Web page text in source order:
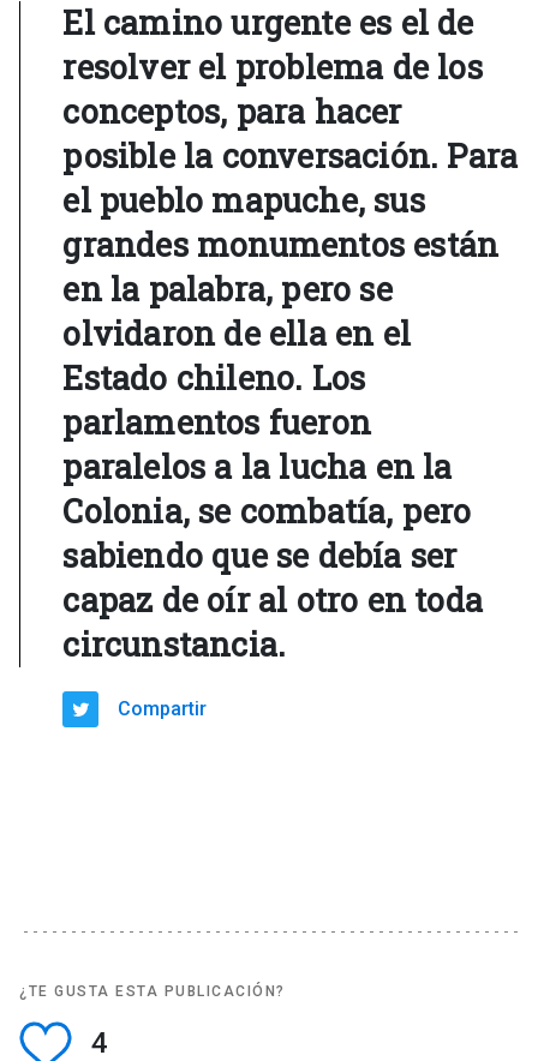
El camino urgente es el de
resolver el problema de los
conceptos, para hacer
posible la conversación. Para
el pueblo mapuche, sus
grandes monumentos están
en la palabra, pero se
olvidaron de ella en el
Estado chileno. Los
parlamentos fueron
paralelos a la lucha en la
Colonia, se combatía, pero
sabiendo que se debía ser
capaz de oír al otro en toda
circunstancia.
Compartir
¿TE GUSTA ESTA PUBLICACIÓN?
4